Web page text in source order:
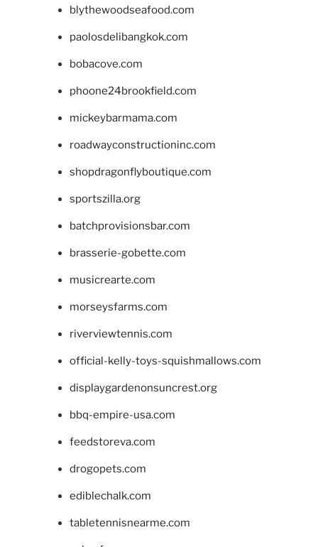
blythewoodseafood.com
paolosdelibangkok.com
bobacove.com
phoone24brookfield.com
mickeybarmama.com
roadwayconstructioninc.com
shopdragonflyboutique.com
sportszilla.org
batchprovisionsbar.com
brasserie-gobette.com
musicrearte.com
morseysfarms.com
riverviewtennis.com
official-kelly-toys-squishmallows.com
displaygardenonsuncrest.org
bbq-empire-usa.com
feedstoreva.com
drogopets.com
ediblechalk.com
tabletennisnearme.com